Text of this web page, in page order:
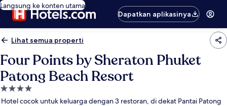
Langsung ke konten utama
Dapatkan aplikasinya
Lihat semua properti
Four Points by Sheraton Phuket
Patong Beach Resort
Properti
bintang
Hotel cocok untuk keluarga dengan 3 restoran, di dekat Pantai Patong